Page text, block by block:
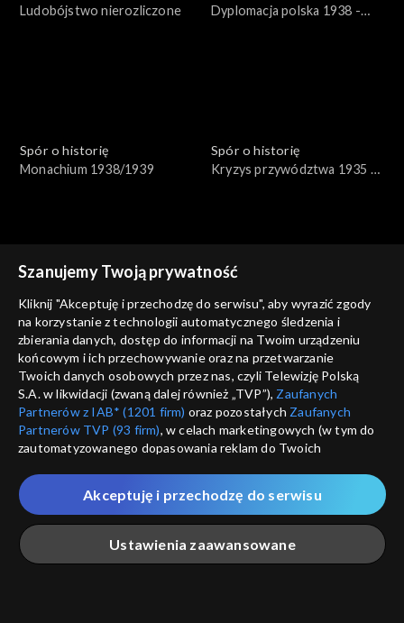
Ludobójstwo nierozliczone
Dyplomacja polska 1938 -
Spór o historię
Monachium 1938/1939
Spór o historię
Kryzys przywództwa 1935 -
Spór o historię
Wyjście armii gen. Andersa
Spór o historię
Związku Sowieckiego walka z
Kościołem
Sowieckie deportacje
Polaków
przez Niemców
Szanujemy Twoją prywatność
Kliknij "Akceptuję i przechodzę do serwisu", aby wyrazić zgody
na korzystanie z technologii automatycznego śledzenia i
zbierania danych, dostęp do informacji na Twoim urządzeniu
końcowym i ich przechowywanie oraz na przetwarzanie
Twoich danych osobowych przez nas, czyli Telewizję Polską
S.A. w likwidacji (zwaną dalej również „TVP”), Zaufanych
Partnerów z IAB* (1201 firm) oraz pozostałych Zaufanych
Partnerów TVP (93 firm), w celach marketingowych (w tym do
zautomatyzowanego dopasowania reklam do Twoich
które wskazujemy poniżej, a także zgody na udostępnianie
przez nas identyfikatora PPID do Google.
Twoje dane osobowe zbierane podczas odwiedzania przez
Ciebie naszych
poszczególnych serwisówzwanych dalej
„Portalem”, w tym informacje zapisywane za pomocą
Ustawienia zaawansowane
Akceptuję i przechodzę do serwisu